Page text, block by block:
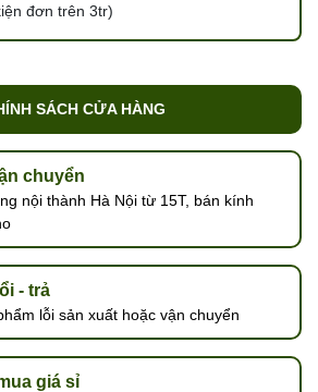
đơn trên 3tr)
SÁCH CỬA HÀNG
chuyển
nội thành Hà Nội từ 15T, bán kính
- trả
lỗi sản xuất hoặc vận chuyển
giá sỉ